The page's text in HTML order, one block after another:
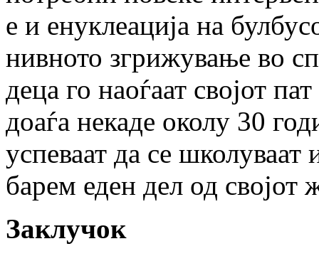
е и енуклеација на
нивното згрижување во
деца го наоѓаат својот
доаѓа некаде околу 30
успеваат да се школуваат
барем еден дел од својот
Заклучок